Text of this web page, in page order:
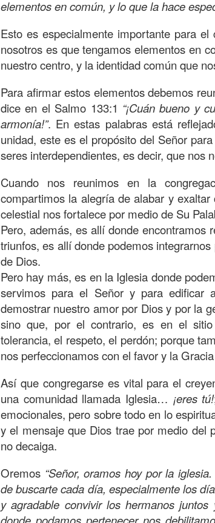
elementos en común, y lo que la hace
Esto es especialmente importante para
nosotros es que tengamos elementos en
nuestro centro, y la identidad común que
Para afirmar estos elementos debemos
dice en el Salmo 133:1 “¡Cuán bueno y
armonía!”. En estas palabras está
unidad, este es el propósito del Señor
seres interdependientes, es decir, que nos
Cuando nos reunimos en la
compartimos la alegría de alabar y
celestial nos fortalece por medio de Su
Pero, además, es allí donde encontramos
triunfos, es allí donde podemos
de Dios.
Pero hay más, es en la Iglesia donde
servimos para el Señor y para edificar
demostrar nuestro amor por Dios y por la
sino que, por el contrario, es en el
tolerancia, el respeto, el perdón; porque
nos perfeccionamos con el favor y la
Así que congregarse es vital para el
una comunidad llamada Iglesia… ¡eres tú!
emocionales, pero sobre todo en lo
y el mensaje que Dios trae por medio del
no decaiga.
Oremos “Señor, oramos hoy por la
de buscarte cada día, especialmente los
y agradable convivir los hermanos
cuando le había este hombre dicho que lo
alma, y con todas tus fuerzas, y con toda
10:27).
lo hizo para que el estado de su corazón
parábola nos cuestiona también
tiempo.
El Señor quiere que amemos y que
necesidad y no te has detenido a
dificultades y te haces el de la vista gorda o
Te motivo para que leas esta parábola
del 25 al 37.
Allí, el hombre samaritano es el único
había sido atracado y herido, dejado en la
En esa época se suponía que los
sensibles y misericordiosos ante la
solo un hombre que se suponía no iba a
que respondió ante la necesidad.
Los cristianos deberíamos ser los
generosidad con aquellos que están en
nos sobra; ayudando con lo que
obligación.
Que esta reflexión de hoy sea la que
miles de millones de personas en
de ti, y tal vez o no los has visto, o los has
Oremos“Amado Padre celestial, hoy